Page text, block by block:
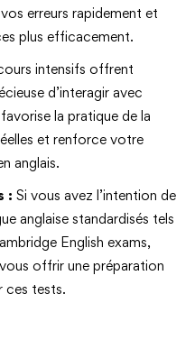
erreurs rapidement et
plus efficacement.
intensifs offrent
d’interagir avec
la pratique de la
et renforce votre
anglais.
: Si vous avez l’intention de
anglaise standardisés tels
English exams,
offrir une préparation
ces tests.